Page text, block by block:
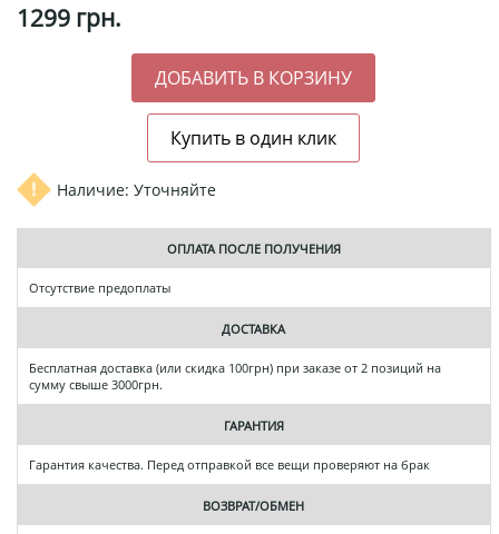
1299 грн.
Наличие: Уточняйте
ОПЛАТА ПОСЛЕ ПОЛУЧЕНИЯ
Отсутствие предоплаты
ДОСТАВКА
Бесплатная доставка (или скидка 100грн) при заказе от 2 позиций на
сумму свыше 3000грн.
ГАРАНТИЯ
Гарантия качества. Перед отправкой все вещи проверяют на брак
ВОЗВРАТ/ОБМЕН